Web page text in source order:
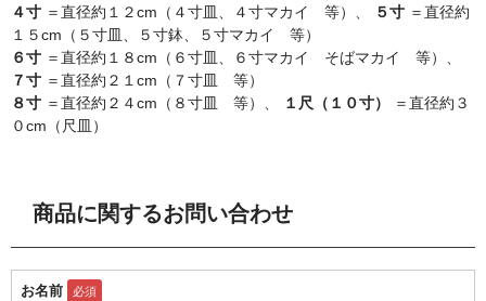
４寸 ＝直径約１２cm（４寸皿、４寸マカイ 等）、 ５寸 ＝直径約
１５cm（５寸皿、５寸鉢、５寸マカイ 等）
６寸 ＝直径約１８cm（６寸皿、６寸マカイ そばマカイ 等）、
７寸 ＝直径約２１cm（７寸皿 等）
８寸 ＝直径約２４cm（８寸皿 等）、 １尺（１０寸）
＝直径約３
０cm（尺皿）
商品に関するお問い合わせ
お名前 必須